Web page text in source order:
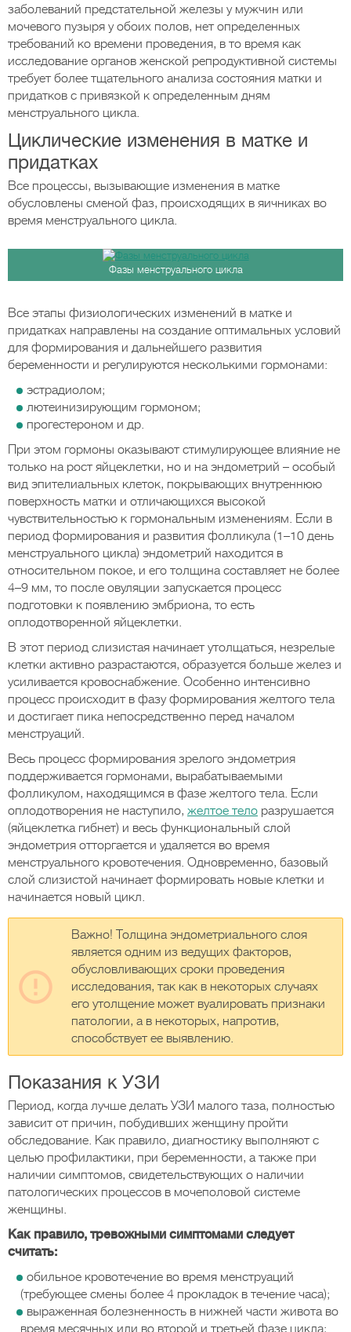
заболеваний предстательной железы у мужчин или
мочевого пузыря у обоих полов, нет определенных
требований ко времени проведения, в то время как
исследование органов женской репродуктивной системы
требует более тщательного анализа состояния матки и
придатков с привязкой к определенным дням
менструального цикла.
Циклические изменения в матке и
придатках
Все процессы, вызывающие изменения в матке
обусловлены сменой фаз, происходящих в яичниках во
время менструального цикла.
Фазы менструального цикла
Все этапы физиологических изменений в матке и
придатках направлены на создание оптимальных условий
для формирования и дальнейшего развития
беременности и регулируются несколькими гормонами:
эстрадиолом;
лютеинизирующим гормоном;
прогестероном и др.
При этом гормоны оказывают стимулирующее влияние не
только на рост яйцеклетки, но и на эндометрий – особый
вид эпителиальных клеток, покрывающих внутреннюю
поверхность матки и отличающихся высокой
чувствительностью к гормональным изменениям. Если в
период формирования и развития фолликула (1–10 день
менструального цикла) эндометрий находится в
относительном покое, и его толщина составляет не более
4–9 мм, то после овуляции запускается процесс
подготовки к появлению эмбриона, то есть
оплодотворенной яйцеклетки.
В этот период слизистая начинает утолщаться, незрелые
клетки активно разрастаются, образуется больше желез и
усиливается кровоснабжение. Особенно интенсивно
процесс происходит в фазу формирования желтого тела
и достигает пика непосредственно перед началом
менструаций.
Весь процесс формирования зрелого эндометрия
поддерживается гормонами, вырабатываемыми
фолликулом, находящимся в фазе желтого тела. Если
оплодотворения не наступило, желтое тело разрушается
(яйцеклетка гибнет) и весь функциональный слой
эндометрия отторгается и удаляется во время
менструального кровотечения. Одновременно, базовый
слой слизистой начинает формировать новые клетки и
начинается новый цикл.
Важно! Толщина эндометриального слоя
является одним из ведущих факторов,
обусловливающих сроки проведения
исследования, так как в некоторых случаях
его утолщение может вуалировать признаки
патологии, а в некоторых, напротив,
способствует ее выявлению.
Показания к УЗИ
Период, когда лучше делать УЗИ малого таза, полностью
зависит от причин, побудивших женщину пройти
обследование. Как правило, диагностику выполняют с
целью профилактики, при беременности, а также при
наличии симптомов, свидетельствующих о наличии
патологических процессов в мочеполовой системе
женщины.
Как правило, тревожными симптомами следует
считать:
обильное кровотечение во время менструаций
(требующее смены более 4 прокладок в течение часа);
выраженная болезненность в нижней части живота во
время месячных или во второй и третьей фазе цикла;